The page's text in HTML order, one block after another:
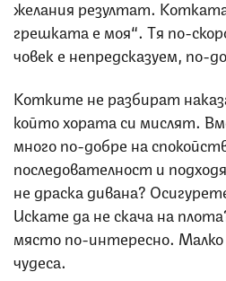
желания резултат.
грешката е моя“. Тя по-
човек е непредсказуем, по-
Котките не разбират
който хората си мислят.
много по-добре на
последователност и
не драска дивана?
Искате да не скача на
място по-интересно.
чудеса.